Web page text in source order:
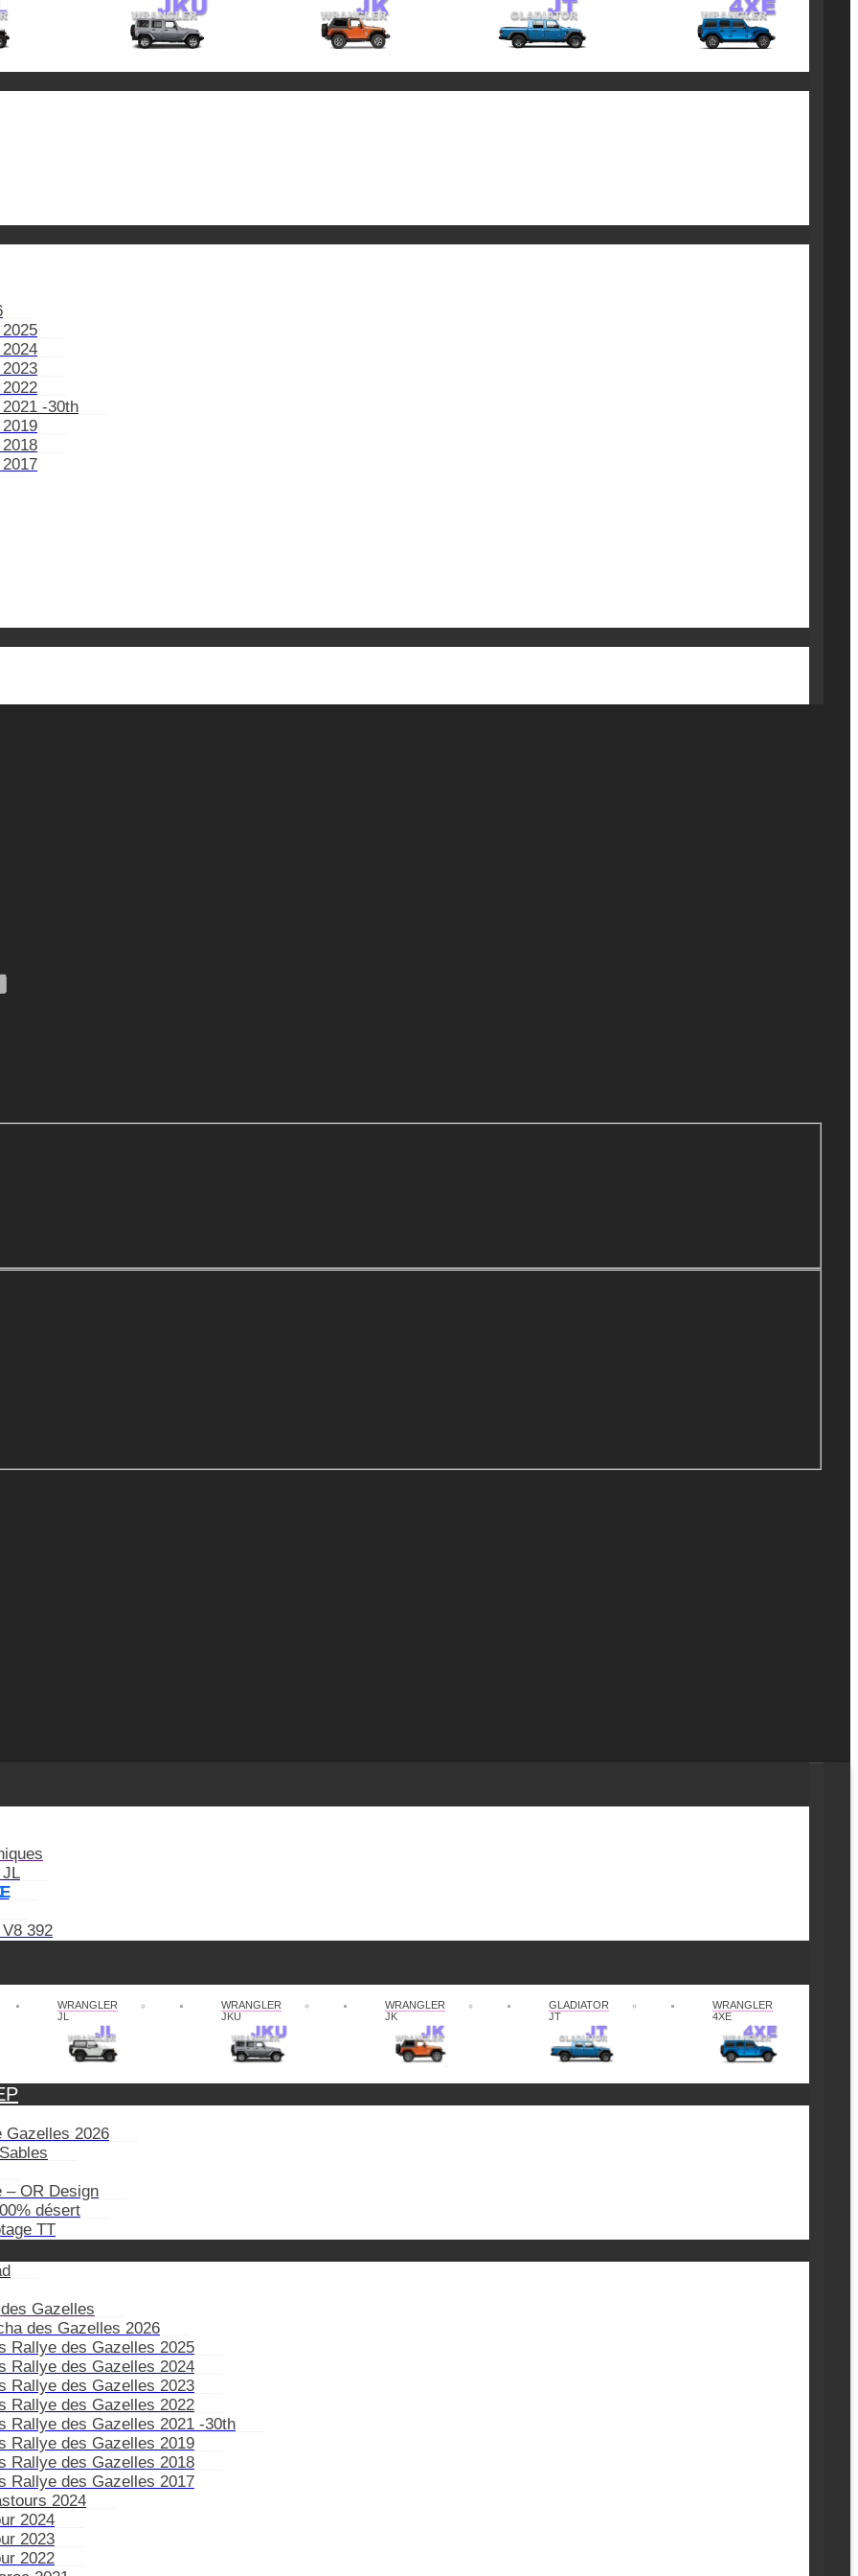
-30th
392
WRANGLER
JL
WRANGLER
JKU
WRANGLER
JK
GLADIATOR
JT
WRANGLER
4XE
Gazelles 2026
– OR Design
désert
TT
Gazelles
des Gazelles 2026
Rallye des Gazelles 2025
Rallye des Gazelles 2024
Rallye des Gazelles 2023
Rallye des Gazelles 2022
Rallye des Gazelles 2021 -30th
Rallye des Gazelles 2019
Rallye des Gazelles 2018
Rallye des Gazelles 2017
2024
2024
2023
2022